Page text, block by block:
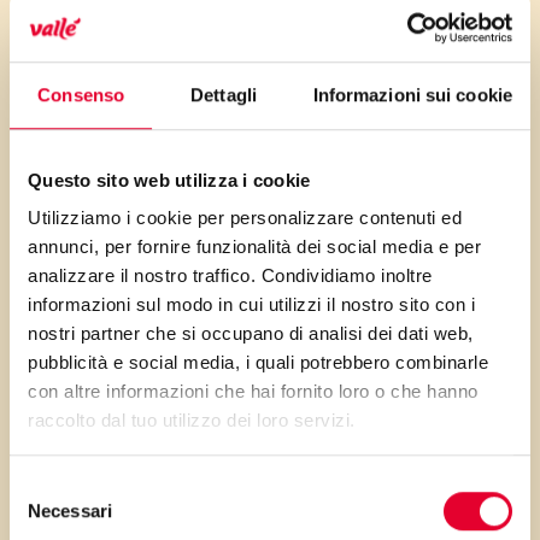
Consenso Dettagli Informazioni sui cookie
Questo sito web utilizza i cookie
Utilizziamo i cookie per personalizzare contenuti ed
annunci, per fornire funzionalità dei social media e per
analizzare il nostro traffico. Condividiamo inoltre
informazioni sul modo in cui utilizzi il nostro sito con i
nostri partner che si occupano di analisi dei dati web,
pubblicità e social media, i quali potrebbero combinarle
con altre informazioni che hai fornito loro o che hanno
raccolto dal tuo utilizzo dei loro servizi.
delNecessari
Se preferite il cioccolato
fondente, al latte, o
semplicemente avete voglia di
sperimentare una variante
creativa al cioccolato rosa
(Ruby), vi basterà sostituire i
200 gr di cioccolato bianco con:
120 gr cioccolato fondente \160
gr cioccolato al latte \220 gr
cioccolato ruby.